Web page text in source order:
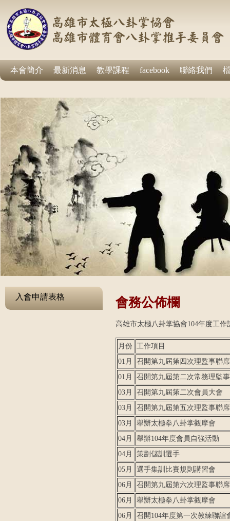
本會簡介 最新消息 教學課程 facebook 聯絡我們
入會申請表格 會務公佈欄
高雄市太極八卦掌協會104年度工作
月份 工作項目
01月
召開第九屆第四次理監事聯
01月
召開第九屆第二次常務理監
03月
召開第九屆第二次會員大會
03月
召開第九屆第五次理監事聯
03月
舉辦太極拳八卦掌觀摩會
04月
舉辦104年度會員自強活動
04月
策劃儲訓選手
05月
選手集訓比賽規則講習會
06月
召開第九屆第六次理監事聯
06月
舉辦太極拳八卦掌觀摩會
06月
召開104年度第一次教練聯誼